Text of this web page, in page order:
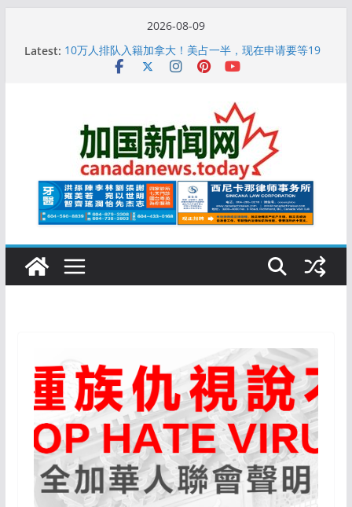
2026-08-09
Latest: 10万人排队入籍加拿大！美占一半，现在申请要等19
安省16岁少女当街遭围殴, 打成脑震荡! 大批人起哄拍
特鲁多半裸与水果姐海滩激吻! 热恋一年感情持续升温
更多名校恢复SAT 考试，新学年大学申请开跑7个大不